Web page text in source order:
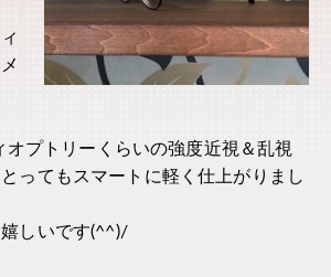
プトリーくらいの強度近視＆乱視
ってもスマートに軽く仕上がりまし
しいです(^^)/